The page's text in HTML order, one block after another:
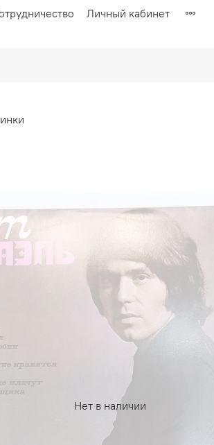
Личный кабинет
Нет в наличии